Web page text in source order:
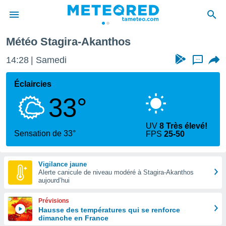
de
Météo Stagira-Akanthos
14:28 Samedi ...
Éclaircies
33°
Sensation de 33°
UV8 Très élevé!
FPS25-50
Vigilance jaune
Alerte canicule de niveau modéré à Stagira-Akanthos
aujourd’hui
Prévisions
Hausse des températures qui se renforce
dimanche en France